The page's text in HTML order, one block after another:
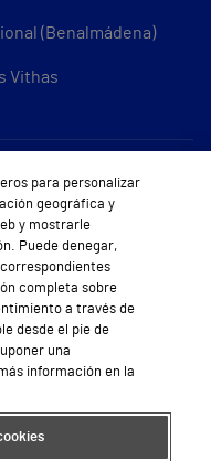
(Benalmádena)
Vithas
Cliente
en el trabajo
para personalizar
geográfica y
y mostrarle
Puede denegar,
completa sobre
a través de
desde el pie de
una
información en la